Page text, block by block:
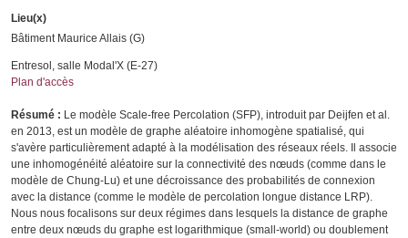
Lieu(x)
Bâtiment Maurice Allais (G)
Entresol, salle Modal'X (E-27)
Plan d'accès
Résumé : Le modèle Scale-free Percolation (SFP), introduit par Deijfen et al.
en 2013, est un modèle de graphe aléatoire inhomogène spatialisé, qui
s'avère particulièrement adapté à la modélisation des réseaux réels. Il associe
une inhomogénéité aléatoire sur la connectivité des nœuds (comme dans le
modèle de Chung-Lu) et une décroissance des probabilités de connexion
avec la distance (comme le modèle de percolation longue distance LRP).
Nous nous focalisons sur deux régimes dans lesquels la distance de graphe
entre deux nœuds du graphe est logarithmique (small-world) ou doublement